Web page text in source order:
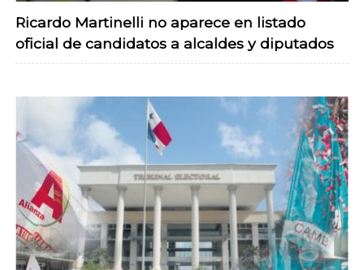
Ricardo Martinelli no aparece en listado
oficial de candidatos a alcaldes y diputados